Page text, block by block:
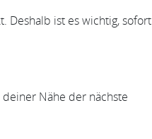
Deshalb ist es wichtig, sofort
deiner Nähe der nächste